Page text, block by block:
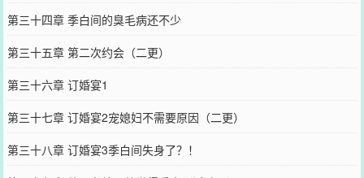
第三十四章 季白间的臭毛病还不少
第三十五章 第二次约会（二更）
第三十六章 订婚宴1
第三十七章 订婚宴2宠媳妇不需要原因（二更）
第三十八章 订婚宴3季白间失身了？！